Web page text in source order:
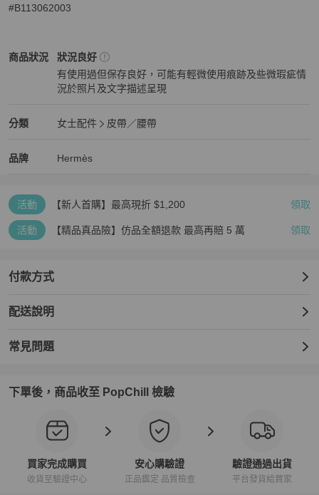
#B113062003
商品狀況
Hermès女士配件商品狀態與細節
狀況良好
有使用過但保存良好，可能有輕微使用痕跡及些微瑕疵情
況於照片及文字描述呈現
分類
Hermès 女士配件分類資訊
女士配件
皮帶／腰帶
品牌
Hermès 精品女士配件
Hermès
Hermès 推薦清單
活動 【新人首購】最高現折 $1,200 領取
活動 【精品真品險】仿品全額退款 最高再賠 5 萬 領取
付款方式
配送說明
常見問題
下單後，商品收至 PopChill 檢驗
買家完成購買
收貨至驗證中心
安心購驗證
正品鑑定 品質檢查
驗證通過出貨
平台發貨給買家